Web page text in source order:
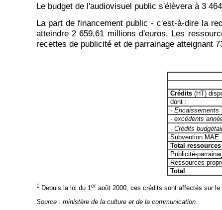
Le budget de l'audiovisuel public s'élèvera à 3
La part de financement public - c'est-à-dire la
atteindre 2 659,61 millions d'euros. Les
recettes de publicité et de parrainage atteignant
Crédits(HT)
dont :
- Encaissements
- excédents
- Crédits
Subvention MAE
Total
Publicité-
Ressources
Total
1Depuis la loi du 1eraoût 2000, ces crédits sont affectés sur le
Source : ministère de la culture et de la communication.